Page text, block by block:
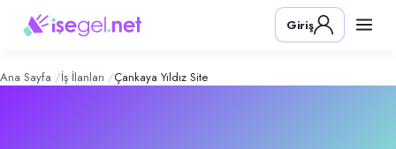
Yıldız Site – Şirket Profili
Konum:
Çankaya Yıldız Site, İlkbahar Mahallesi’nde site yönetimi ve temizlik
Giriş
Ana Sayfa İş İlanları Çankaya Yıldız Site